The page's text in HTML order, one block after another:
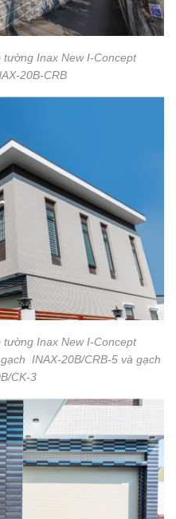
Inax New I-Concept
20B-CRB
Inax New I-Concept
INAX-20B/CRB-5 và gạch
CK-3